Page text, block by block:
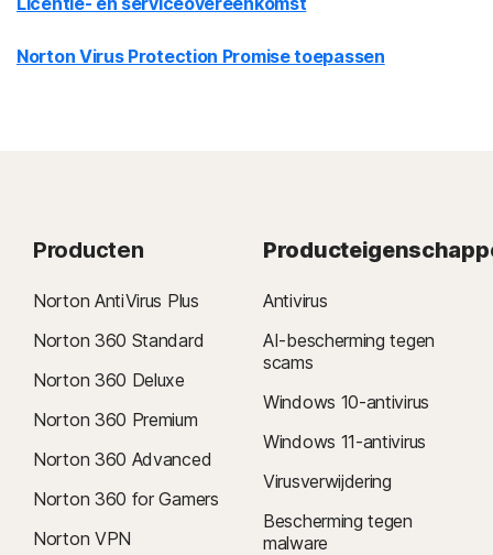
Norton Virus Protection Promise toepassen
Producten
Norton AntiVirus Plus
Norton 360 Standard
Norton 360 Deluxe
Norton 360 Premium
Norton 360 Advanced
Norton 360 for Gamers
Norton VPN
Antivirus
AI-bescherming tegen
scams
Windows 10-antivirus
Windows 11-antivirus
Virusverwijdering
Bescherming tegen
malware